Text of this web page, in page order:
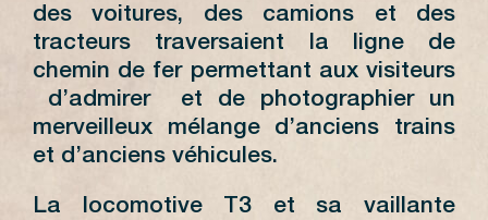
des voitures, des camions et des
tracteurs traversaient la ligne de
chemin de fer permettant aux visiteurs
d’admirer et de photographier un
merveilleux mélange d’anciens trains
et d’anciens véhicules.
La locomotive T3 et sa vaillante